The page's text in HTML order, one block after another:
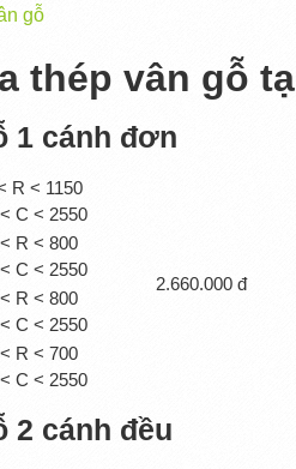
gỗ
thép vân gỗ
1 cánh đơn
R < 1150
C < 2550
2.660.000 đ
R < 800
C < 2550
R < 800
C < 2550
R < 700
C < 2550
2 cánh đều